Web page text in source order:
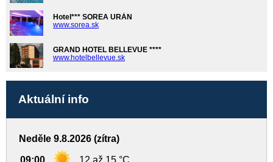
Hotel*** SOREA URÁN
www.sorea.sk
GRAND HOTEL BELLEVUE ****
www.hotelbellevue.sk
Aktuální info
Neděle 9.8.2026 (zítra)
09:00 12 až 15 °C